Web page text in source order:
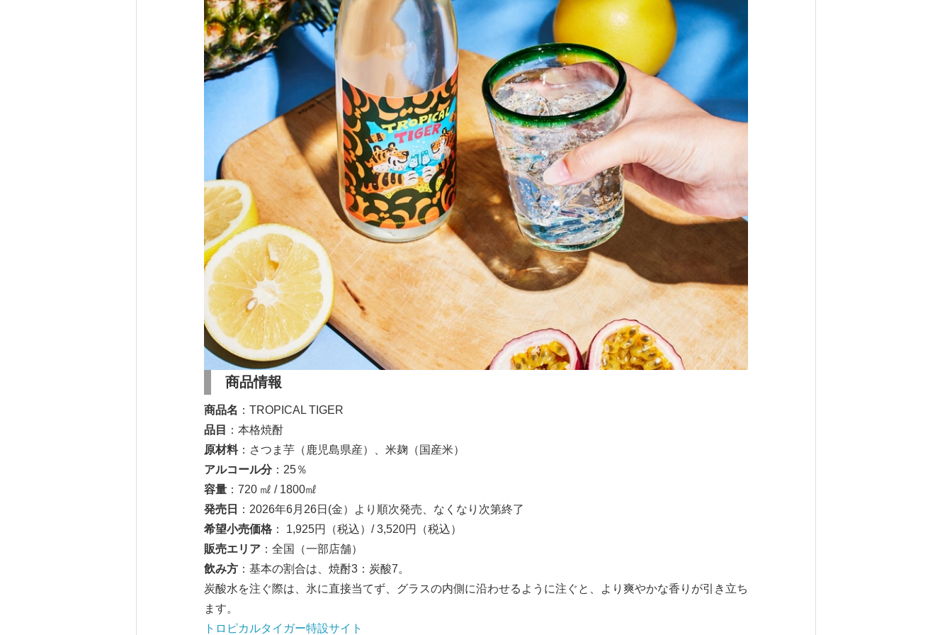
商品情報
商品名 ：TROPICAL TIGER
品目
：本格焼酎
原材料：さつま芋（鹿児島県産）、米麹（国産米）
アルコール分：25％
容量：720 ㎖ / 1800㎖
発売日
：2026年6月26日(金）より順次発売、なくなり次第終了
希望小売価格： 1,925円（税込）/ 3,520円（税込）
販売エリア：全国（一部店舗）
飲み方：基本の割合は、焼酎3：炭酸7。
炭酸水を注ぐ際は、氷に直接当てず、グラスの内側に沿わせるように注ぐと、より爽やかな香りが引き立ち
ます。
トロピカルタイガー特設サイト
English